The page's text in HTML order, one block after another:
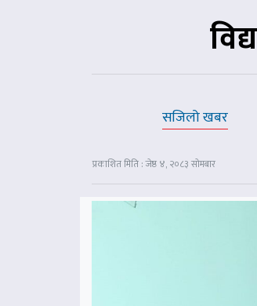
सजिलो खबर
प्रकाशित मिति : जेष्ठ ४, २०८३ सोमबार